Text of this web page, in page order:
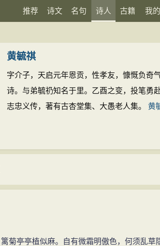
推荐 诗文 名句 诗人 古籍 我的
黄毓祺
字介子，天启元年恩贡，性孝友，慷慨负奇
诗。与弟毓礽知名于里。乙酉之变，投笔勇
志忠义传，著有古杏堂集、大愚老人集。 黄
菊亭亭植似麻。自有微霜明傲色，何须乱草